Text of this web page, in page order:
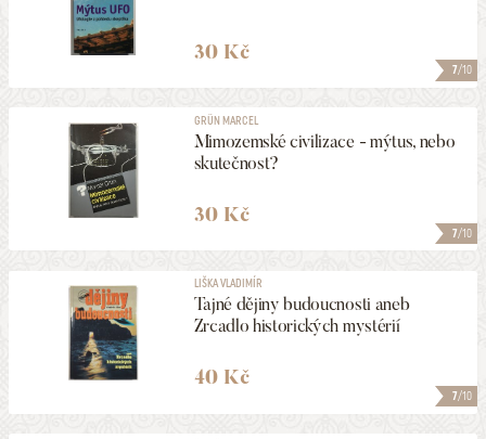
7/10
30 Kč
7/10
GRÜN MARCEL
Mimozemské civilizace - mýtus, nebo
skutečnost?
30 Kč
7/10
LIŠKA VLADIMÍR
Tajné dějiny budoucnosti aneb
Zrcadlo historických mystérií
40 Kč